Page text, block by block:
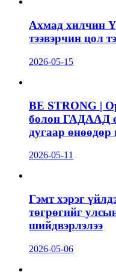
Ахмад хилчин
тээвэрчин цол
2026-05-15
BE STRONG |
болон ГАДААД
дугаар өнөөдөр
2026-05-11
Гэмт хэрэг
төгрөгийг
шийдвэрлэлээ
2026-05-06